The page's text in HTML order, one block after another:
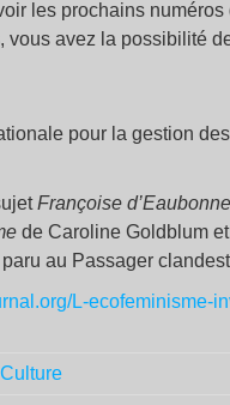
les prochains
vous avez la possibilité
pour la gestion
Françoise
de Caroline Goldblum
paru au Passager
L-ecofeminisme-
Culture